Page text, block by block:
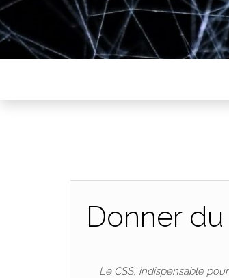
Donner
Le CSS, indispensable